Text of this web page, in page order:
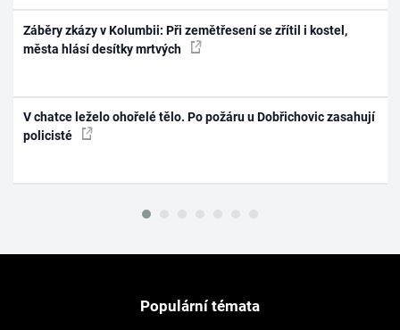
Záběry zkázy v Kolumbii: Při zemětřesení se zřítil i kostel,
města hlásí desítky mrtvých
V chatce leželo ohořelé tělo. Po požáru u Dobřichovic zasahují
policisté
Populární témata